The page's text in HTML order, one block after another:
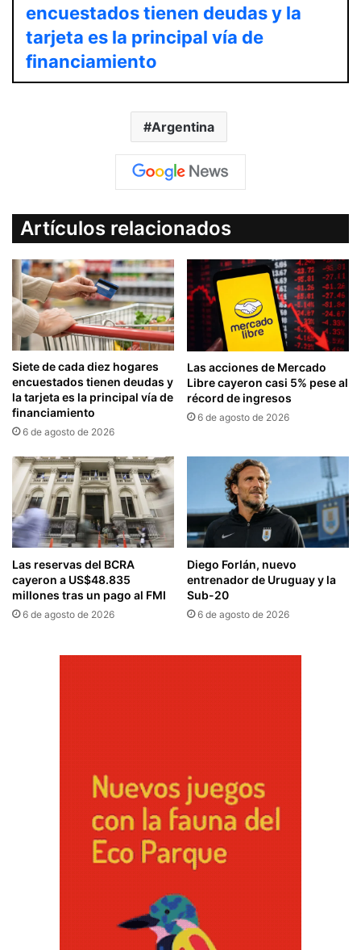
encuestados tienen deudas y la
tarjeta es la principal vía de
financiamiento
Argentina
Artículos relacionados
Siete de cada diez hogares
encuestados tienen deudas y
la tarjeta es la principal vía de
financiamiento
6 de agosto de 2026
Las acciones de Mercado
Libre cayeron casi 5% pese al
récord de ingresos
6 de agosto de 2026
Las reservas del BCRA
cayeron a US$48.835
millones tras un pago al FMI
6 de agosto de 2026
Diego Forlán, nuevo
entrenador de Uruguay y la
Sub-20
6 de agosto de 2026